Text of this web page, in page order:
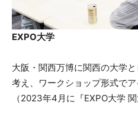
EXPO大学
大阪・関西万博に関西の大学
考え、ワークショップ形式でア
（2023年4月に『EXPO大学